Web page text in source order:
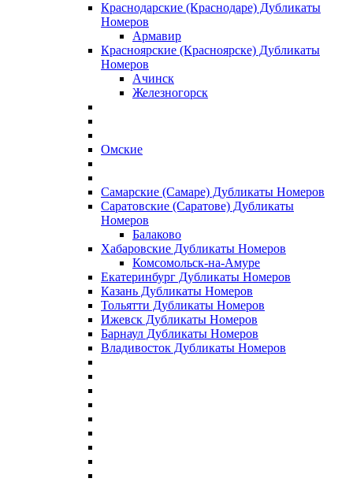
Краснодарские (Краснодаре) Дубликаты
Номеров
Армавир
Красноярские (Красноярске) Дубликаты
Номеров
Ачинск
Железногорск
Омские
Самарские (Самаре) Дубликаты Номеров
Саратовские (Саратове) Дубликаты
Номеров
Балаково
Хабаровские Дубликаты Номеров
Комсомольск-на-Амуре
Екатеринбург Дубликаты Номеров
Казань Дубликаты Номеров
Тольятти Дубликаты Номеров
Ижевск Дубликаты Номеров
Барнаул Дубликаты Номеров
Владивосток Дубликаты Номеров